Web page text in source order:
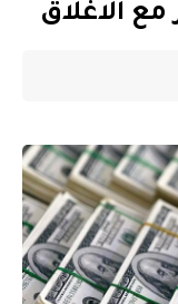
مع الاغلاق